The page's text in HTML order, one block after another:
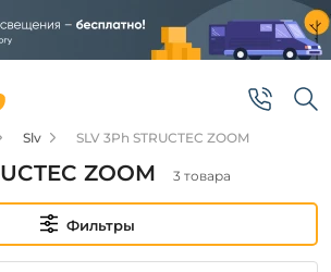
Slv SLV 3Ph STRUCTEC ZOOM
ZOOM 3 товара
Фильтры